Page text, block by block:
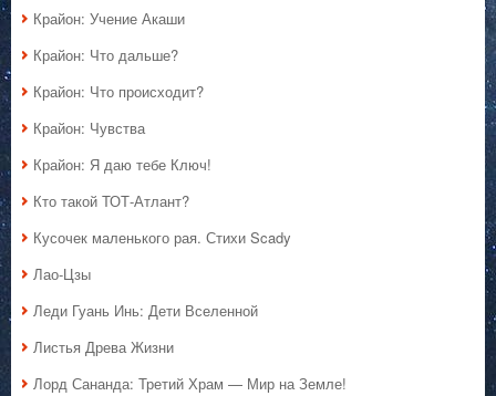
Крайон: Учение Акаши
Крайон: Что дальше?
Крайон: Что происходит?
Крайон: Чувства
Крайон: Я даю тебе Ключ!
Кто такой ТОТ-Атлант?
Кусочек маленького рая. Стихи Scady
Лао-Цзы
Леди Гуань Инь: Дети Вселенной
Листья Древа Жизни
Лорд Сананда: Третий Храм — Мир на Земле!